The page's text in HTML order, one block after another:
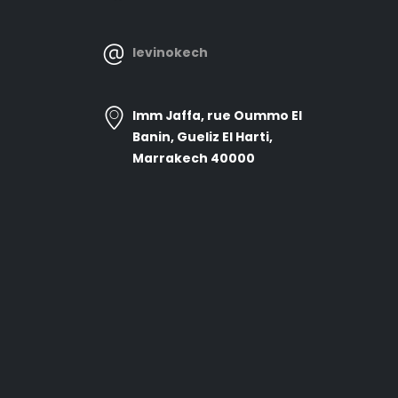
levinokech
Imm Jaffa, rue Oummo El
Banin, Gueliz El Harti,
Marrakech 40000